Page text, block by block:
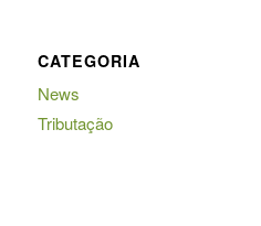
CATEGORIA
News
Tributação